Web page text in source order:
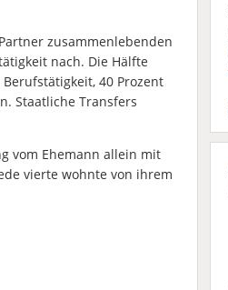
zusammenlebenden
nach. Die Hälfte
40 Prozent
Staatliche Transfers
vom Ehemann allein mit
vierte wohnte von ihrem